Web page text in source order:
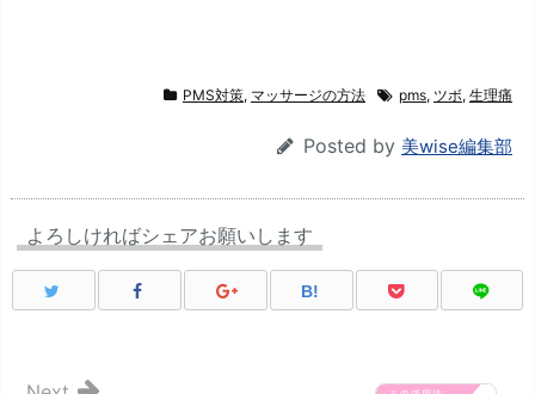
PMS対策, マッサージの方法 pms, ツボ, 生理痛
Posted by 美wise編集部
よろしければシェアお願いします
B!